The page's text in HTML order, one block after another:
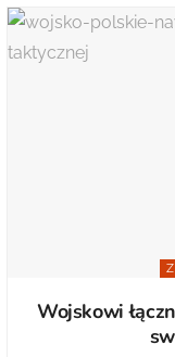
Wojskowi